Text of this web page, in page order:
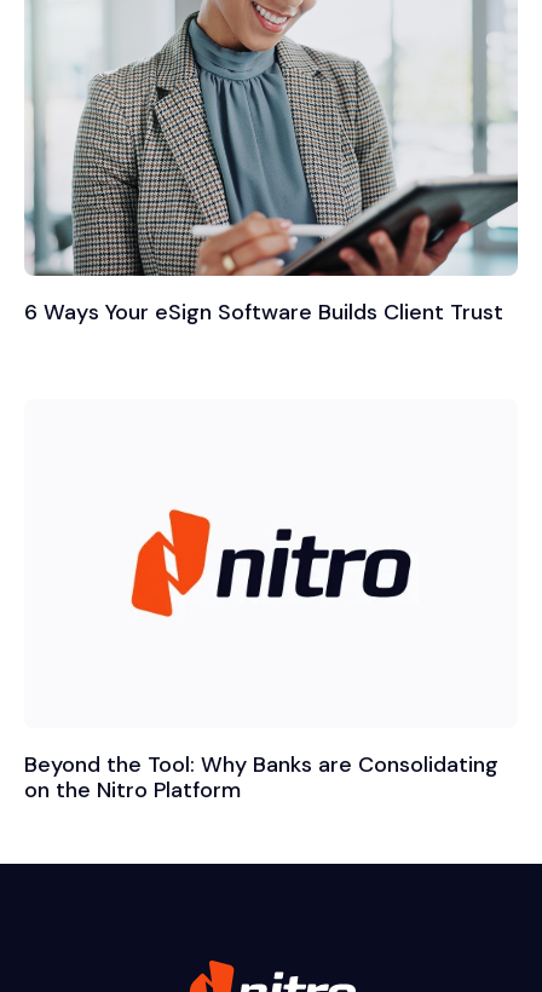
6 Ways Your eSign Software Builds Client Trust
Beyond the Tool: Why Banks are Consolidating
on the Nitro Platform